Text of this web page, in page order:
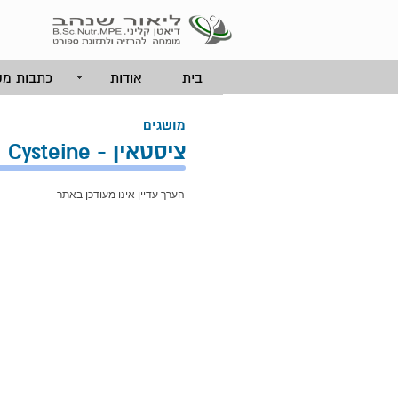
בית אודות כתבות
מושגים
ציסטאין - Cysteine
הערך עדיין אינו מעודכן באתר